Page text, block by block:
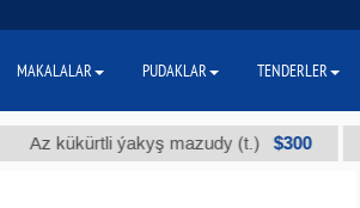
ýakyş mazudy (t.) $300 "А"
MAKALALAR PUDAKLAR TENDERLER